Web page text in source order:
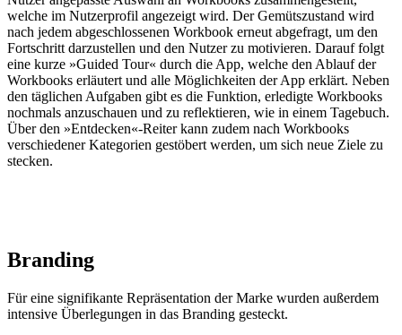
welche im Nutzerprofil angezeigt wird. Der Gemütszustand wird
nach jedem abgeschlossenen Workbook erneut abgefragt, um den
Fortschritt darzustellen und den Nutzer zu motivieren. Darauf folgt
eine kurze »Guided Tour« durch die App, welche den Ablauf der
Workbooks erläutert und alle Möglichkeiten der App erklärt. Neben
den täglichen Aufgaben gibt es die Funktion, erledigte Workbooks
nochmals anzuschauen und zu reflektieren, wie in einem Tagebuch.
Über den »Entdecken«-Reiter kann zudem nach Workbooks
verschiedener Kategorien gestöbert werden, um sich neue Ziele zu
stecken.
Branding
Für eine signifikante Repräsentation der Marke wurden außerdem
intensive Überlegungen in das Branding gesteckt.